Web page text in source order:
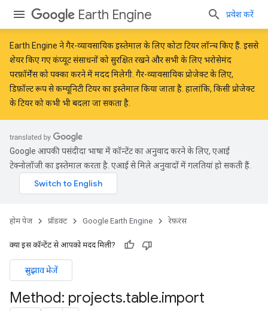
Earth Engine प्रवेश करें
Earth Engine नेगैर-व्यावसायिक इस्तेमाल के लिए कोटा टियरलॉन्च किए हैं. इससे
शेयर किए गए कंप्यूट संसाधनों को सुरक्षित रखने और सभी के लिए भरोसेमंद
परफ़ॉर्मेंस को पक्का करने में मदद मिलेगी. गैर-व्यावसायिक प्रोजेक्ट के लिए,
डिफ़ॉल्ट रूप से कम्यूनिटी टियर का इस्तेमाल किया जाता है. हालांकि, किसी प्रोजेक्ट
के टियर को कभी भी बदला जा सकता है.
Google आपकी पसंदीदा भाषा में कॉन्टेंट का अनुवाद करने के लिए, एआई
टेक्नोलॉजी का इस्तेमाल करता है. एआई से मिले अनुवादों में गलतियां हो सकती हैं.
होम पेज प्रॉडक्ट Google Earth Engine रेफ़रंस
क्या इस कॉन्टेंट से आपको मदद मिली?
सुझाव भेजें
Method: projects.table.import